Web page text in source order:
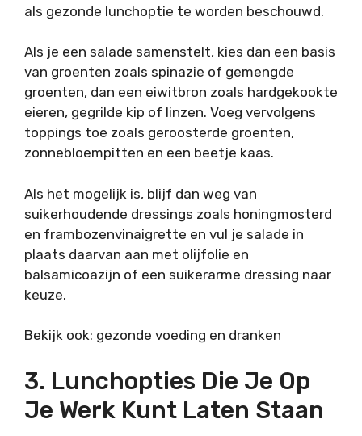
als gezonde lunchoptie te worden beschouwd.
Als je een salade samenstelt, kies dan een basis
van groenten zoals spinazie of gemengde
groenten, dan een eiwitbron zoals hardgekookte
eieren, gegrilde kip of linzen. Voeg vervolgens
toppings toe zoals geroosterde groenten,
zonnebloempitten en een beetje kaas.
Als het mogelijk is, blijf dan weg van
suikerhoudende dressings zoals honingmosterd
en frambozenvinaigrette en vul je salade in
plaats daarvan aan met olijfolie en
balsamicoazijn of een suikerarme dressing naar
keuze.
Bekijk ook: gezonde voeding en dranken
3. Lunchopties Die Je Op
Je Werk Kunt Laten Staan